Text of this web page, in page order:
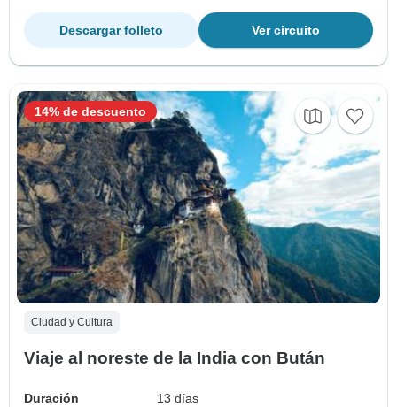
Ver circuito
Descargar folleto
Ciudad y Cultura
Viaje al noreste de la India con Bután
Duración
13 días
14% de descuento